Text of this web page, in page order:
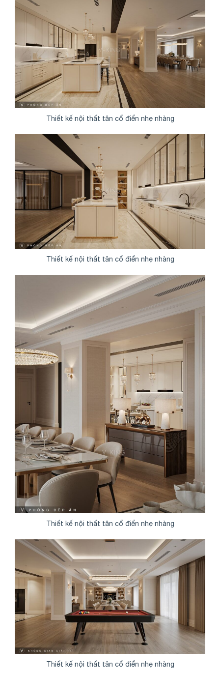
Thiết kế nội thất tân cổ điển nhẹ nhàng
Thiết kế nội thất tân cổ điển nhẹ nhàng
Thiết kế nội thất tân cổ điển nhẹ nhàng
Thiết kế nội thất tân cổ điển nhẹ nhàng